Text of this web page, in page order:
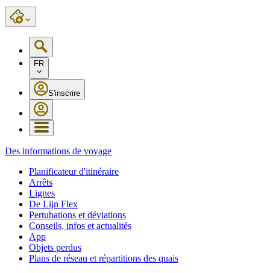
FR
S'inscrire
Des informations de voyage
Planificateur d'itinéraire
Arrêts
Lignes
De Lijn Flex
Pertubations et déviations
Conseils, infos et actualités
App
Objets perdus
Plans de réseau et répartitions des quais